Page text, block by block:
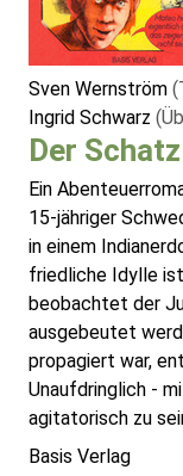
Sven Wernström
Ingrid Schwarz
Der
Ein
15-jähriger
in einem
friedliche Idylle
beobachtet der
ausgebeutet
propagiert war,
Unaufdringlich -
agitatorisch zu
Basis Verlag